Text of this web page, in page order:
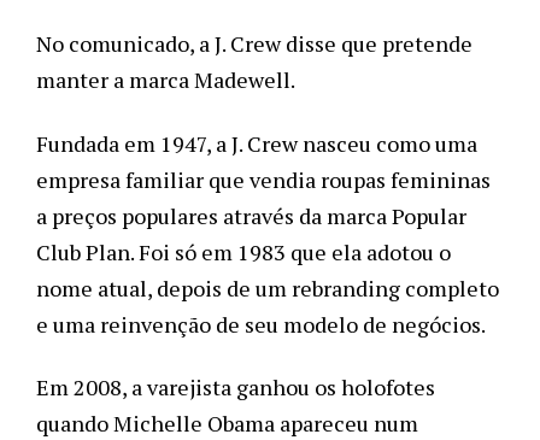
No comunicado, a J. Crew disse que pretende
manter a marca Madewell.
Fundada em 1947, a J. Crew nasceu como uma
empresa familiar que vendia roupas femininas
a preços populares através da marca Popular
Club Plan. Foi só em 1983 que ela adotou o
nome atual, depois de um rebranding completo
e uma reinvenção de seu modelo de negócios.
Em 2008, a varejista ganhou os holofotes
quando Michelle Obama apareceu num